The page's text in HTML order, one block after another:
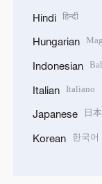
Hindi हिन्दी
Hungarian
Indonesian
Italian Italiano
Japanese 日
Korean 한국어